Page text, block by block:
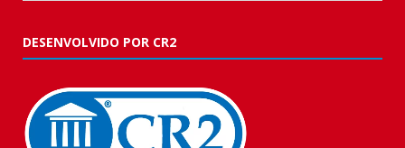
DESENVOLVIDO POR CR2